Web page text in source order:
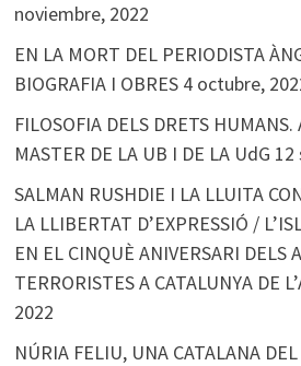
noviembre, 2022
EN LA MORT DEL PERIODISTA
BIOGRAFIA I OBRES 4 octubre,
FILOSOFIA DELS DRETS HUMANS.
MASTER DE LA UB I DE LA UdG 12
SALMAN RUSHDIE I LA LLUITA
LA LLIBERTAT D’EXPRESSIÓ /
EN EL CINQUÈ ANIVERSARI DELS
TERRORISTES A CATALUNYA DE
2022
NÚRIA FELIU, UNA CATALANA